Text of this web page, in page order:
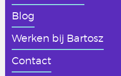
Blog
Werken bij Bartosz
Contact